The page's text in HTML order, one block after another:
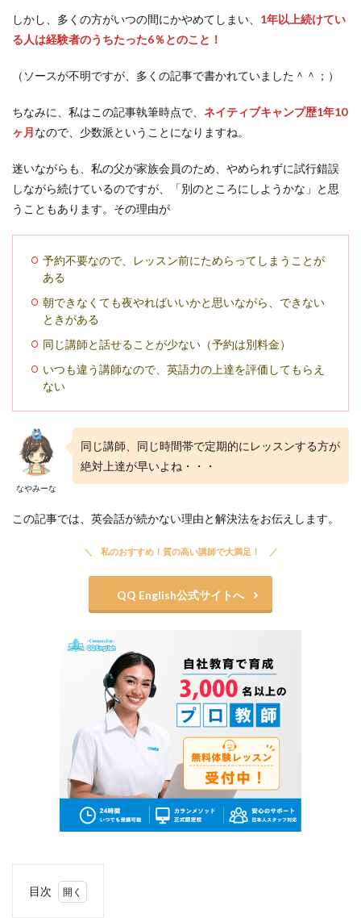
しかし、多くの方がいつの間にかやめてしまい、 1年以上続けてい
る人は経験者のうちたった6％とのこと！
（ソースが不明ですが、多くの記事で書かれていました＾＾；）
ちなみに、私はこの記事執筆時点で、 ネイティブキャンプ歴1年10
ヶ月なので、少数派ということになりますね。
迷いながらも、私の父が家族会員のため、やめられずに試行錯誤
しながら続けているのですが、「別のところにしようかな」と思
うこともあります。その理由が
予約不要なので、レッスン前にためらってしまうことが
ある
朝できなくても夜やればいいかと思いながら、できない
ときがある
同じ講師と話せることが少ない（予約は別料金）
いつも違う講師なので、英語力の上達を評価してもらえ
ない
なやみーな
同じ講師、同じ時間帯で定期的にレッスンする方が
絶対上達が早いよね・・・
この記事では、英会話が続かない理由と解決法をお伝えします。
私のおすすめ！質の高い講師で大満足！
QQ English公式サイトへ
目次